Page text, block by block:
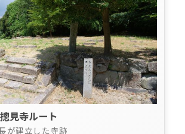
見寺ルート
が建立した寺跡